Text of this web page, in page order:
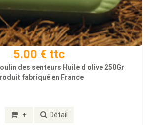
5.00 € ttc
des senteurs Huile d olive 250Gr
fabriqué en France
+ Détail